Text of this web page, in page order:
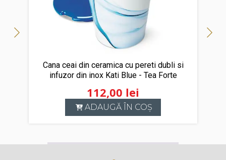
Cana ceai din ceramica cu pereti dubli si
infuzor din inox Kati Blue - Tea Forte
112,00 lei
ADAUGĂ ÎN COȘ